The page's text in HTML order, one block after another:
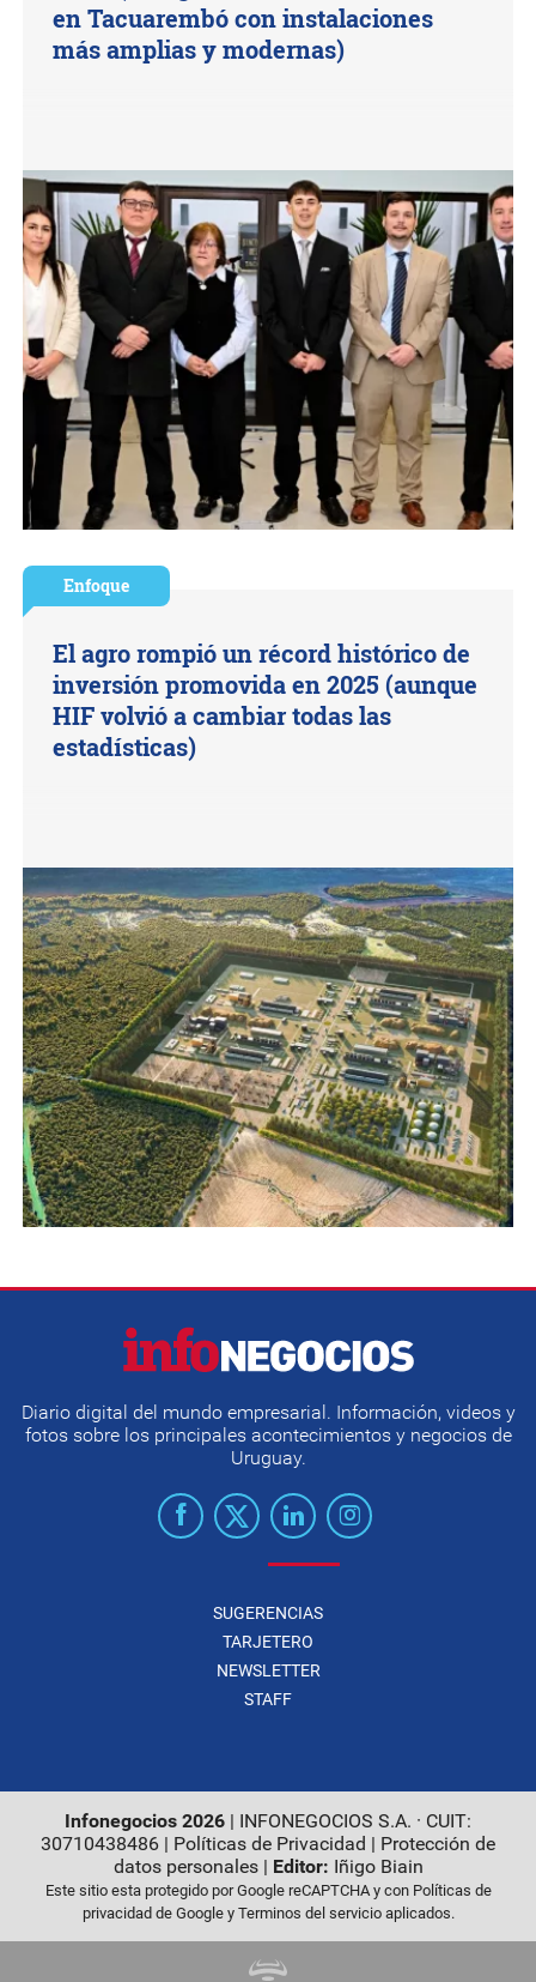
en Tacuarembó con instalaciones
más amplias y modernas)
Enfoque
El agro rompió un récord histórico de
inversión promovida en 2025 (aunque
HIF volvió a cambiar todas las
estadísticas)
Diario digital del mundo empresarial. Información, videos y
fotos sobre los principales acontecimientos y negocios de
Uruguay.
SUGERENCIAS
TARJETERO
NEWSLETTER
STAFF
Infonegocios 2026 | INFONEGOCIOS S.A. · CUIT:
30710438486 | Políticas de Privacidad | Protección de
datos personales| Editor: Iñigo Biain
Este sitio esta protegido por Google reCAPTCHA y con Políticas de
privacidad de Googley Terminos del servicioaplicados.